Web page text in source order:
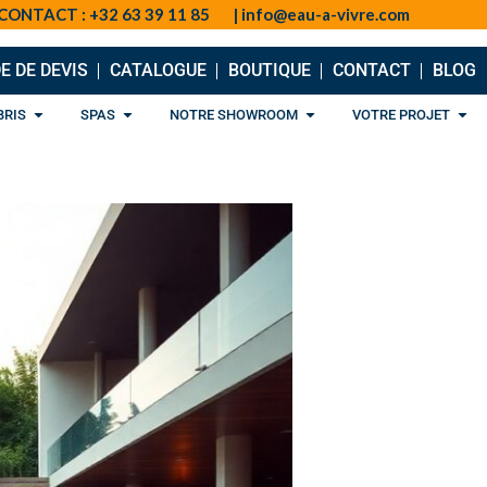
CONTACT : +32 63 39 11 85 | info@eau-a-vivre.com
DE DEVIS CATALOGUE BOUTIQUE CONTACT BLOG
OPEN ABRIS
SPAS OPEN SPASNOTRE SHOWROOM OPEN NOTRE
VOTRE PROJET